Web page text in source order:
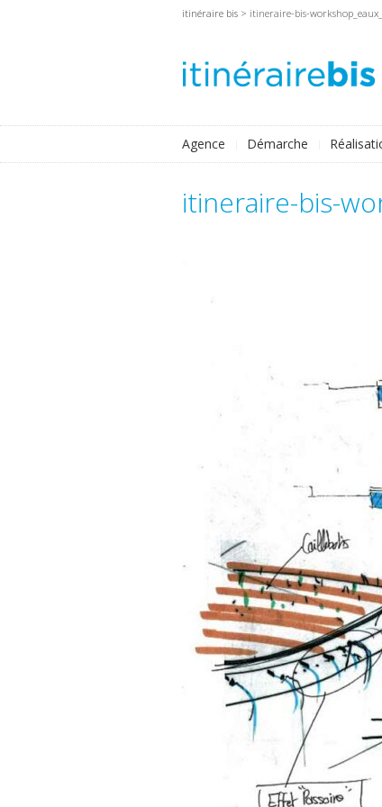
itinéraire bis > itineraire-bis-
Agence Démarche
itineraire-bis-